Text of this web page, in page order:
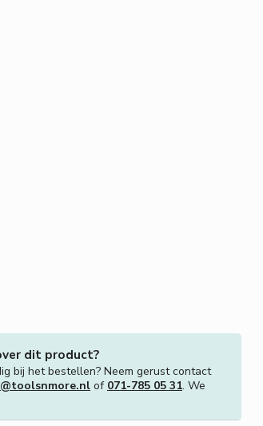
dit product?
bij het bestellen? Neem gerust contact
of 071-785 05 31. We